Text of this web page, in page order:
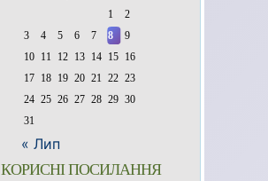
1
2
3
4 5 6 7 8
9
10
11 12 13 14 15
16
17
18 19 20 21 22 23
24 25 26 27 28 29 30
31
« Лип
КОРИСНІ ПОСИЛАННЯ